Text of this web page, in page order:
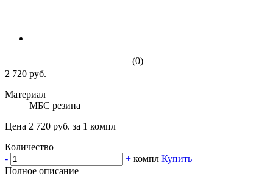
(0)
2 720 руб.
Материал
МБС резина
Цена 2 720 руб. за 1 компл
Количество
-
+ компл Купить
Полное описание